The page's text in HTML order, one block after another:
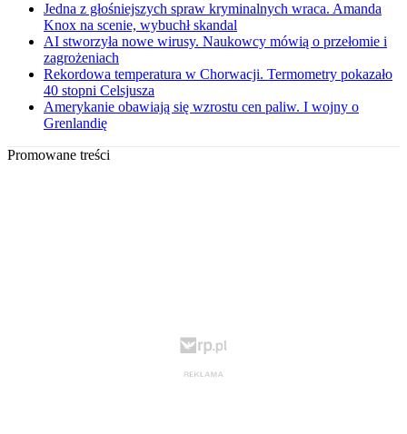
Jedna z głośniejszych spraw kryminalnych wraca. Amanda
Knox na scenie, wybuchł skandal
AI stworzyła nowe wirusy. Naukowcy mówią o przełomie i
zagrożeniach
Rekordowa temperatura w Chorwacji. Termometry pokazało
40 stopni Celsjusza
Amerykanie obawiają się wzrostu cen paliw. I wojny o
Grenlandię
Promowane treści